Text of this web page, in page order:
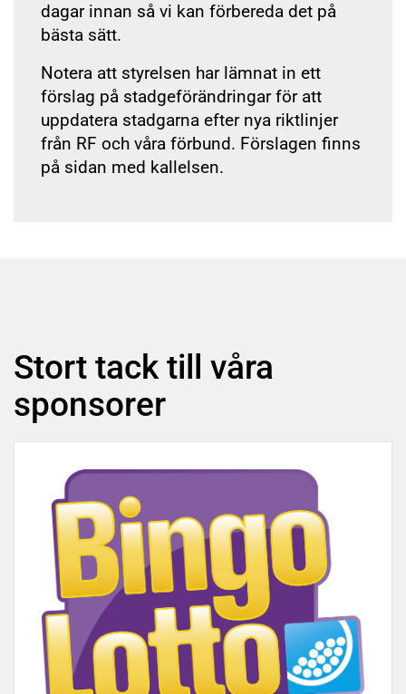
dagar innan så vi kan förbereda det på
bästa sätt.
Notera att styrelsen har lämnat in ett
förslag på stadgeförändringar för att
uppdatera stadgarna efter nya riktlinjer
från RF och våra förbund. Förslagen finns
på sidan med kallelsen.
Stort tack till våra
sponsorer